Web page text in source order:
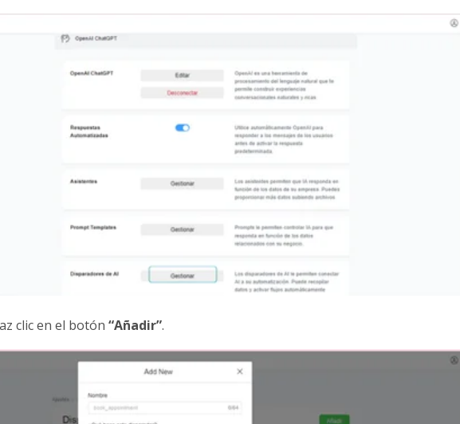
clic en el botón “Añadir”.